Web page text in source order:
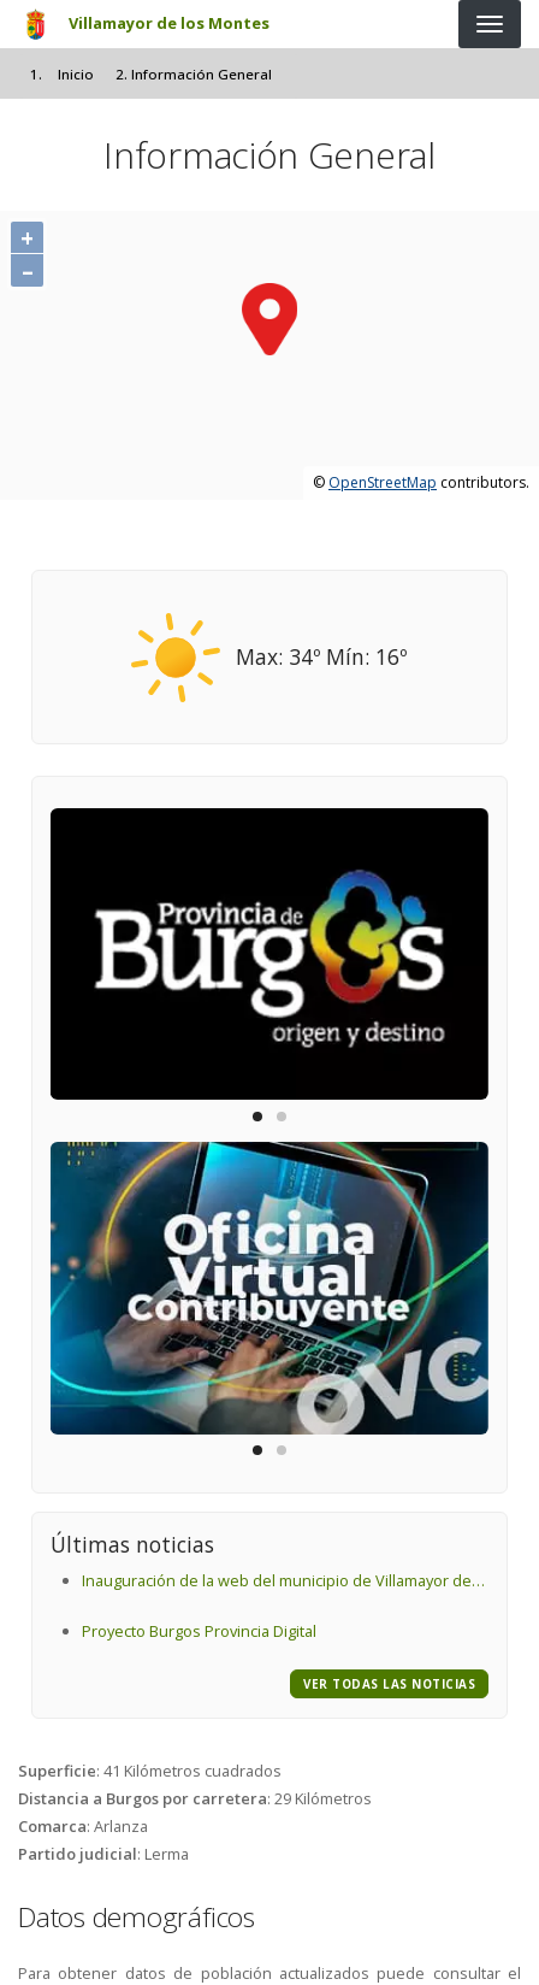
Pasar al contenido principal
Villamayor de los Montes
Inicio Información General
Información General
+
–
© OpenStreetMap contributors.
Max: 34º Mín: 16º
Últimas noticias
Inauguración de la web del municipio de Villamayor de
Proyecto Burgos Provincia Digital
VER TODAS LAS NOTICIAS
Superficie: 41 Kilómetros cuadrados
Distancia a Burgos por carretera: 29 Kilómetros
Comarca: Arlanza
Partido judicial: Lerma
Datos demográficos
Para obtener datos de población actualizados puede consultar el